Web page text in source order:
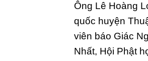
Ông Lê Hoàng
quốc huyện
viên báo Giác
Nhất, Hội Phật